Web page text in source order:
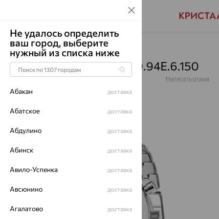
Главная Каталог Часы
Часы, серебро, 1806.0.9.94E.6.150
Артикул:1806.0.9.94E.6.150 Написать отзыв
Не удалось определить
ваш город, выберите
нужный из списка ниже
Абакан доставка
Абатское доставка
Абдулино доставка
Абинск доставка
Авило-Успенка доставка
Авсюнино доставка
Агалатово доставка